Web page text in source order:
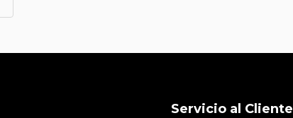
Servicio al Cliente